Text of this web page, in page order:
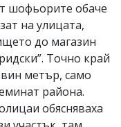
шофьорите обаче
на улицата,
до магазин
Точно край
метър, само
района.
обясняваха